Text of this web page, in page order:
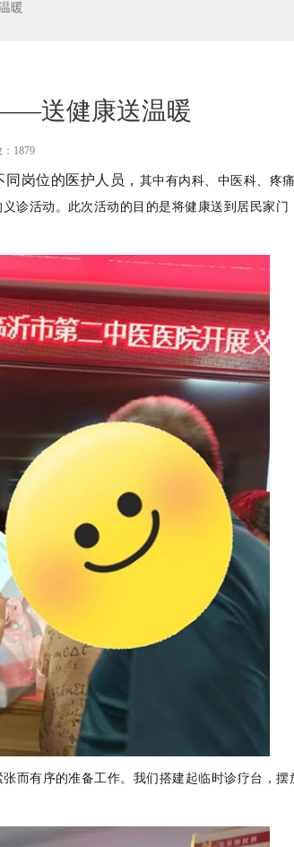
暖
——送健康送温暖
：1879
岗位的医护人员 ， 其中有内科、中医科、疼
诊活动。此次活动的目的是将健康送到居民家门
而有序的准备工作。 我们搭建起临时诊疗台，摆